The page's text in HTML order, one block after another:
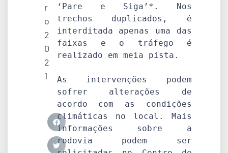
r
o
2
0
2
1
‘Pare e Siga’*. Nos
trechos duplicados, é
interditada apenas uma das
faixas e o tráfego é
realizado em meia pista.
As intervenções podem
sofrer alterações de
acordo com as condições
climáticas no local. Mais
informações sobre a
rodovia podem ser